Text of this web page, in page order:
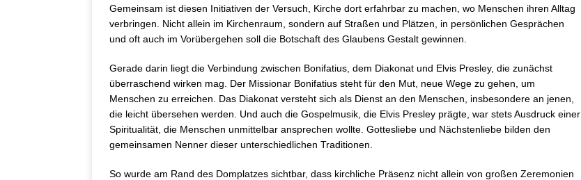
Gemeinsam ist diesen Initiativen der Versuch, Kirche dort erfahrbar zu machen, wo Menschen ihren Alltag
verbringen. Nicht allein im Kirchenraum, sondern auf Straßen und Plätzen, in persönlichen Gesprächen
und oft auch im Vorübergehen soll die Botschaft des Glaubens Gestalt gewinnen.
Gerade darin liegt die Verbindung zwischen Bonifatius, dem Diakonat und Elvis Presley, die zunächst
überraschend wirken mag. Der Missionar Bonifatius steht für den Mut, neue Wege zu gehen, um
Menschen zu erreichen. Das Diakonat versteht sich als Dienst an den Menschen, insbesondere an jenen,
die leicht übersehen werden. Und auch die Gospelmusik, die Elvis Presley prägte, war stets Ausdruck einer
Spiritualität, die Menschen unmittelbar ansprechen wollte. Gottesliebe und Nächstenliebe bilden den
gemeinsamen Nenner dieser unterschiedlichen Traditionen.
So wurde am Rand des Domplatzes sichtbar, dass kirchliche Präsenz nicht allein von großen Zeremonien